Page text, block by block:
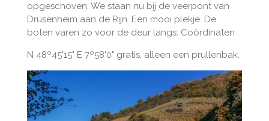
opgeschoven. We staan nu bij de veerpont van
Drusenheim aan de Rijn. Een mooi plekje. De
boten varen zo voor de deur langs. Coördinaten
N 48º45'15" E 7º58'0" gratis, alleen een prullenbak.